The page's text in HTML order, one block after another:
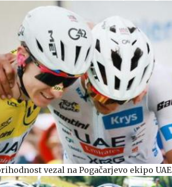
vezal na Pogačarjevo ekipo UAE